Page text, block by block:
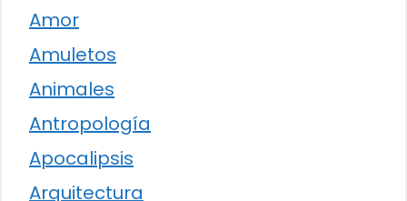
Amor
Amuletos
Animales
Antropología
Apocalipsis
Arquitectura